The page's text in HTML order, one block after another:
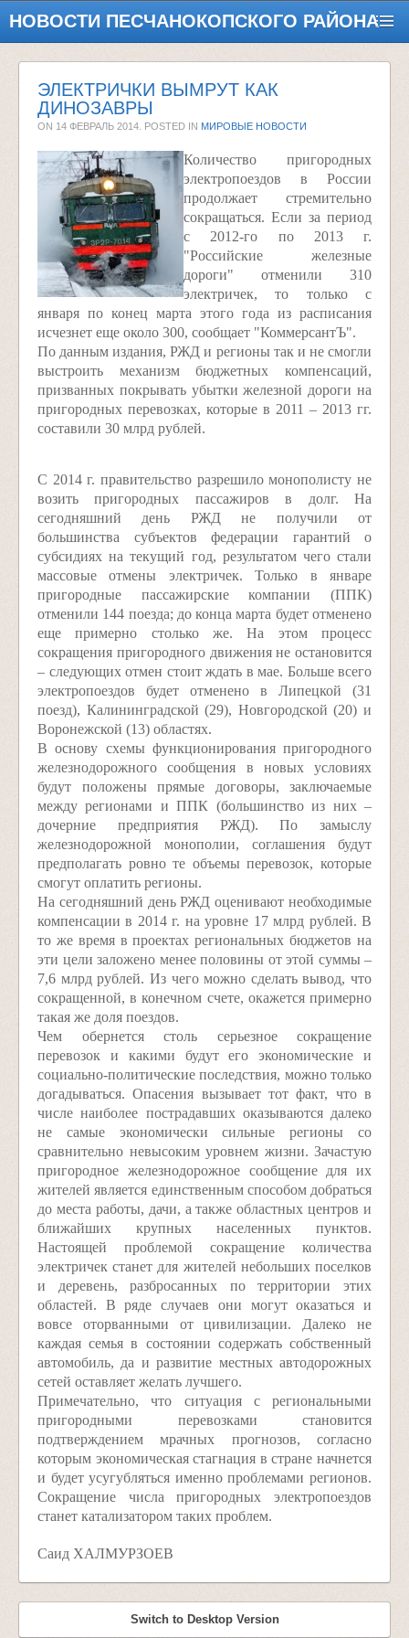
НОВОСТИ ПЕСЧАНОКОПСКОГО РАЙОНА
ЭЛЕКТРИЧКИ ВЫМРУТ КАК
ДИНОЗАВРЫ
ON 14 ФЕВРАЛЬ 2014 . POSTED IN МИРОВЫЕ НОВОСТИ
Количество пригородных
электропоездов в России
продолжает стремительно
сокращаться. Если за период
с 2012-го по 2013 г.
"Российские железные
дороги" отменили 310
электричек, то только с
января по конец марта этого года из расписания
исчезнет еще около 300, сообщает "КоммерсантЪ".
По данным издания, РЖД и регионы так и не смогли
выстроить механизм бюджетных компенсаций,
призванных покрывать убытки железной дороги на
пригородных перевозках, которые в 2011 – 2013 гг.
составили 30 млрд рублей.
С 2014 г. правительство разрешило монополисту не
возить пригородных пассажиров в долг. На
сегодняшний день РЖД не получили от
большинства субъектов федерации гарантий о
субсидиях на текущий год, результатом чего стали
массовые отмены электричек. Только в январе
пригородные пассажирские компании (ППК)
отменили 144 поезда; до конца марта будет отменено
еще примерно столько же. На этом процесс
сокращения пригородного движения не остановится
– следующих отмен стоит ждать в мае. Больше всего
электропоездов будет отменено в Липецкой (31
поезд), Калининградской (29), Новгородской (20) и
Воронежской (13) областях.
В основу схемы функционирования пригородного
железнодорожного сообщения в новых условиях
будут положены прямые договоры, заключаемые
между регионами и ППК (большинство из них –
дочерние предприятия РЖД). По замыслу
железнодорожной монополии, соглашения будут
предполагать ровно те объемы перевозок, которые
смогут оплатить регионы.
На сегодняшний день РЖД оценивают необходимые
компенсации в 2014 г. на уровне 17 млрд рублей. В
то же время в проектах региональных бюджетов на
эти цели заложено менее половины от этой суммы –
7,6 млрд рублей. Из чего можно сделать вывод, что
сокращенной, в конечном счете, окажется примерно
такая же доля поездов.
Чем обернется столь серьезное сокращение
перевозок и какими будут его экономические и
социально-политические последствия, можно только
догадываться. Опасения вызывает тот факт, что в
числе наиболее пострадавших оказываются далеко
не самые экономически сильные регионы со
сравнительно невысоким уровнем жизни. Зачастую
пригородное железнодорожное сообщение для их
жителей является единственным способом добраться
до места работы, дачи, а также областных центров и
ближайших крупных населенных пунктов.
Настоящей проблемой сокращение количества
электричек станет для жителей небольших поселков
и деревень, разбросанных по территории этих
областей. В ряде случаев они могут оказаться и
вовсе оторванными от цивилизации. Далеко не
каждая семья в состоянии содержать собственный
автомобиль, да и развитие местных автодорожных
сетей оставляет желать лучшего.
Примечательно, что ситуация с региональными
пригородными перевозками становится
подтверждением мрачных прогнозов, согласно
которым экономическая стагнация в стране начнется
и будет усугубляться именно проблемами регионов.
Сокращение числа пригородных электропоездов
станет катализатором таких проблем.
Саид ХАЛМУРЗОЕВ
Switch to Desktop Version